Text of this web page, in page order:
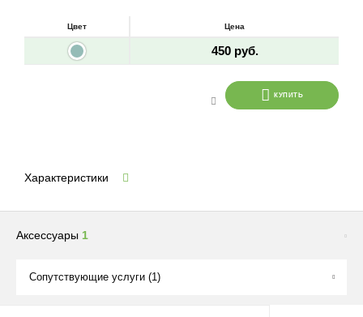
Цвет Цена
450 руб.
КУПИТЬ
Характеристики
Аксессуары 1
Сопутствующие услуги (1)